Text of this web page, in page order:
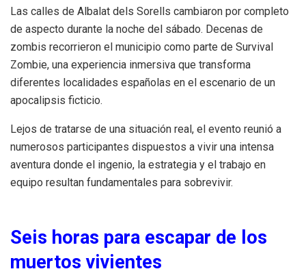
Las calles de Albalat dels Sorells cambiaron por completo
de aspecto durante la noche del sábado. Decenas de
zombis recorrieron el municipio como parte de Survival
Zombie, una experiencia inmersiva que transforma
diferentes localidades españolas en el escenario de un
apocalipsis ficticio.
Lejos de tratarse de una situación real, el evento reunió a
numerosos participantes dispuestos a vivir una intensa
aventura donde el ingenio, la estrategia y el trabajo en
equipo resultan fundamentales para sobrevivir.
Seis horas para escapar de los
muertos vivientes